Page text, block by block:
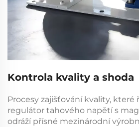
Kontrola kvality a shoda
Procesy zajišťování kvality,
regulátor tahového napětí s
odráží přísné mezinárodní